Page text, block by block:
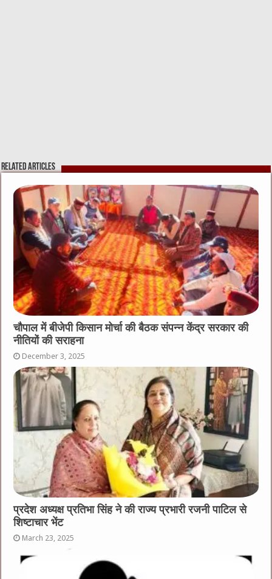
Related Articles
चौपाल में बीजेपी किसान मोर्चा की बैठक संपन्न केंद्र सरकार की
नीतियों की सराहना
December 3, 2025
प्रदेश अध्यक्ष प्रतिभा सिंह ने की राज्य प्रभारी रजनी पाटिल से
शिष्टाचार भेंट
March 23, 2025